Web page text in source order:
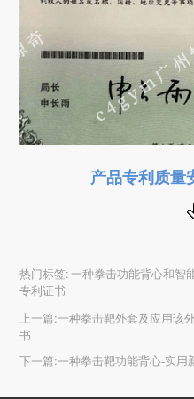
产品专利质量
热门标签: 一种拳击功能背心和智
专利证书
上一篇:一种拳击靶外套及应用该
书
下一篇:一种拳击靶功能背心-实用